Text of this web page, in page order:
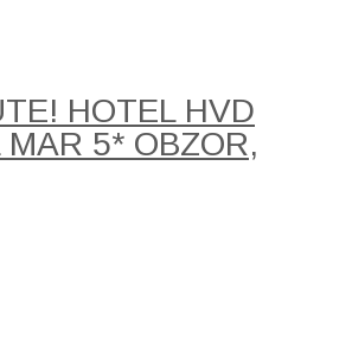
HOTEL HVD
MAR 5* OBZOR,